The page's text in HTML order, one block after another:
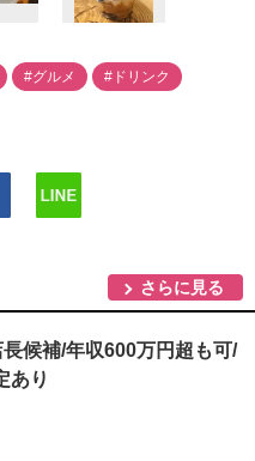
#グルメ #ドリンク
さらに見る
候補/年収600万円超も可/
あり